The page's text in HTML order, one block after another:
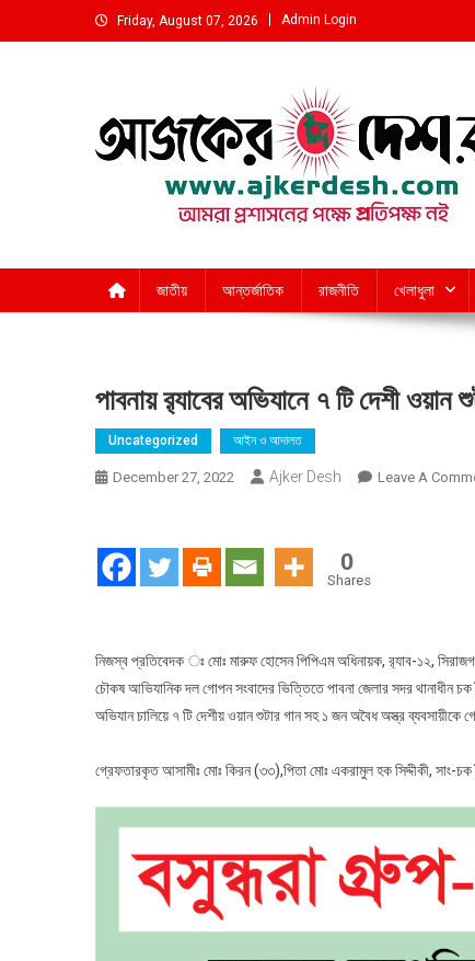
to
Friday, August 07, 2026 Admin Login
জাতীয় আন্তর্জাতিক রাজনীতি খেলাধুলা
পাবনায় র‍্যাবের অভিযানে ৭ টি দেশী
Uncategorized আইন ও আদালত
December 27, 2022 Ajker Desh Leave A
0
Shares
নিজস্ব প্রতিবেদক ঃ মোঃ মারুফ হোসেন পিপিএম অধিনায়ক, র‍্যাব-১২,
চৌকষ আভিযানিক দল গোপন সংবাদের ভিত্তিতে পাবনা জেলার সদর থানাধীন
অভিযান চালিয়ে ৭ টি দেশীয় ওয়ান শুটার গান সহ ১ জন অবৈধ অস্ত্র
গ্রেফতারকৃত আসামীঃ মোঃ কিরন (৩৩),পিতা মোঃ একরামুল হক সিদ্দীকী, সাং-